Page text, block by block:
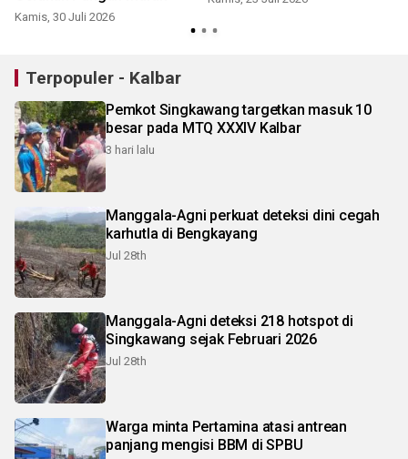
Kamis, 30 Juli 2026
Terpopuler - Kalbar
Pemkot Singkawang targetkan masuk 10
besar pada MTQ XXXIV Kalbar
3 hari lalu
Manggala-Agni perkuat deteksi dini cegah
karhutla di Bengkayang
Jul 28th
Manggala-Agni deteksi 218 hotspot di
Singkawang sejak Februari 2026
Jul 28th
Warga minta Pertamina atasi antrean
panjang mengisi BBM di SPBU